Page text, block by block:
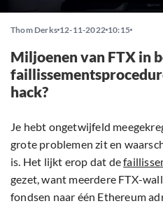
Thom Derks 12-11-2022 10:15
Miljoenen van FTX in
hack?
Je hebt ongetwijfeld
grote problemen zit en
is. Het lijkt erop dat de
gezet, want meerdere FTX-
fondsen naar één Ethereum